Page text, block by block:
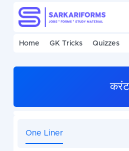
Home GK Tricks Quizzes
One Liner